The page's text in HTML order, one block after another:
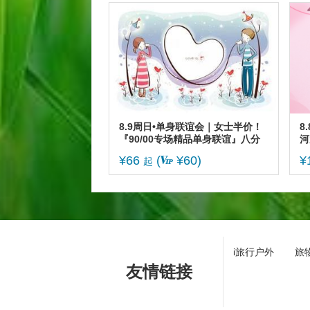
8.9周日•单身联谊会｜女士半价！
『90/00专场精品单身联谊』八分
你严把第一关
¥66 起 ( ¥60)
友情链接
i旅行户外 旅